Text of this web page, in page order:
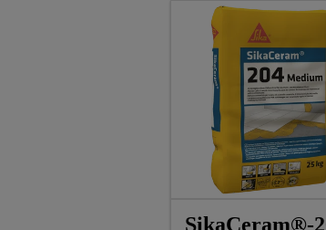
SikaCeram®-